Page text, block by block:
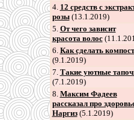
4. 12 средств с
розы(13.1.2019)
5. От чего зависит
красота волос
6. Как сделать компост
(9.1.2019)
7. Такие уютные
(7.1.2019)
8. Максим Фадеев
рассказал про
Наргиз(5.1.2019)